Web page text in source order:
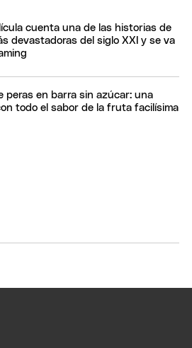
cuenta una de las historias de
devastadoras del siglo XXI y se va
peras en barra sin azúcar: una
todo el sabor de la fruta facilísima